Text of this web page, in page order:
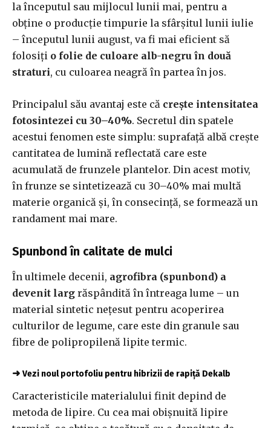
la începutul sau mijlocul lunii mai, pentru a
obține o producție timpurie la sfârșitul lunii iulie
– începutul lunii august, va fi mai eficient să
folosiți o folie de culoare alb-negru în două
straturi, cu culoarea neagră în partea în jos.
Principalul său avantaj este că crește intensitatea
fotosintezei cu 30–40%. Secretul din spatele
acestui fenomen este simplu: suprafață albă crește
cantitatea de lumină reflectată care este
acumulată de frunzele plantelor. Din acest motiv,
în frunze se sintetizează cu 30–40% mai multă
materie organică și, în consecință, se formează un
randament mai mare.
Spunbond în calitate de mulci
În ultimele decenii, agrofibra (spunbond) a
devenit larg răspândită în întreaga lume – un
material sintetic nețesut pentru acoperirea
culturilor de legume, care este din granule sau
fibre de polipropilenă lipite termic.
➜ Vezi noul portofoliu pentru hibrizii de rapiță Dekalb
Caracteristicile materialului finit depind de
metoda de lipire. Cu cea mai obișnuită lipire